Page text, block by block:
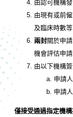
由認可機構
由現有或前
及臨床時數
兩封關於申
機會評估申
由以下機構
申請
申請
僅接受通過指定機